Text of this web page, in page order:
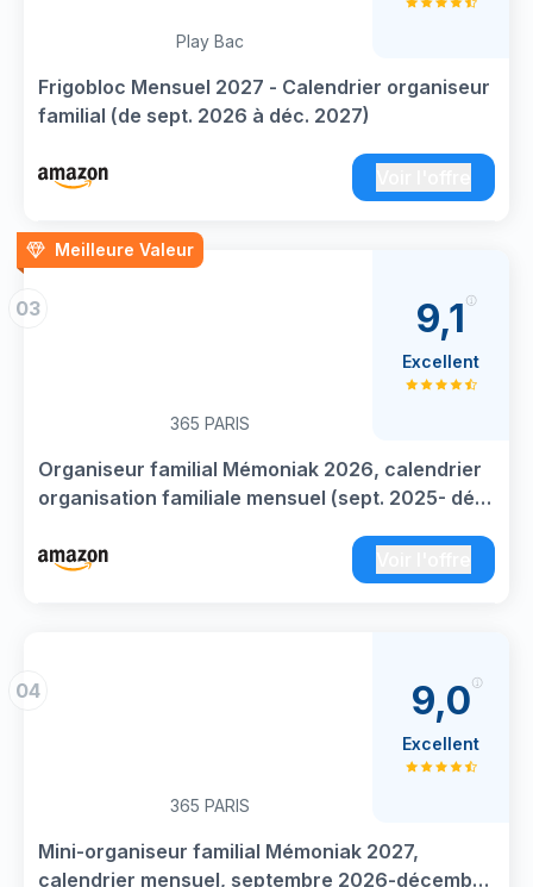
Play Bac
Frigobloc Mensuel 2027 - Calendrier organiseur
familial (de sept. 2026 à déc. 2027)
Meilleure Valeur
03
365 PARIS
Organiseur familial Mémoniak 2026, calendrier
organisation familiale mensuel (sept. 2025- déc.
9,1
Excellent
04
365 PARIS
Mini-organiseur familial Mémoniak 2027,
calendrier mensuel, septembre 2026-décembre
9,0
Excellent